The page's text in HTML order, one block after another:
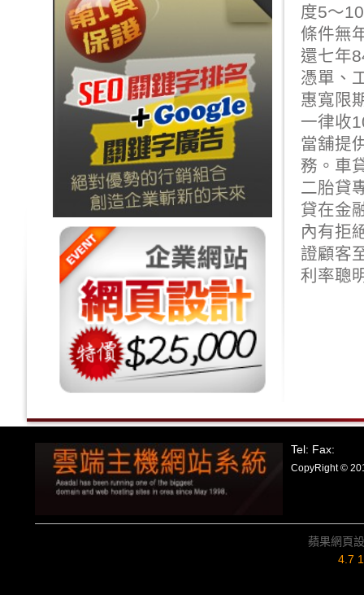
度5～
條件無
還七年
憑單、
惠寬限
一律收
當舖提
務。 車
二胎貸
貸在金
內有拒
證顧客
利率聰
Tel: Fax:
CopyRight ©
蘋果網頁
4.7